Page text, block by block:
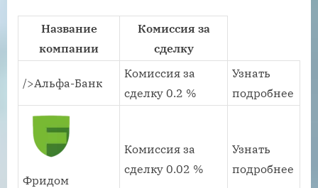
Название
компании
Комиссия за
сделку
/>Альфа-Банк
Комиссия за
сделку 0.2 %
Узнать
подробнее
Фридом
Комиссия за
сделку 0.02 %
Узнать
подробнее